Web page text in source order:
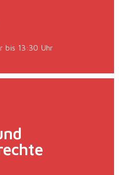
bis 13:30 Uhr